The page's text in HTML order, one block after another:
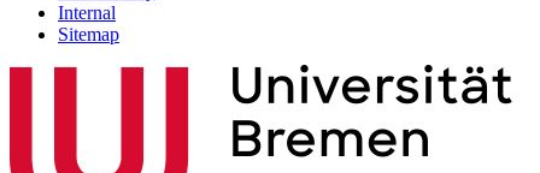
Internal
Sitemap